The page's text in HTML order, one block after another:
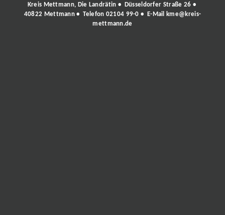
Kreis Mettmann, Die Landrätin • Düsseldorfer Straße 26 •
40822 Mettmann • Telefon 02104 99-0 • E-Mail
kme@kreis-
mettmann.de